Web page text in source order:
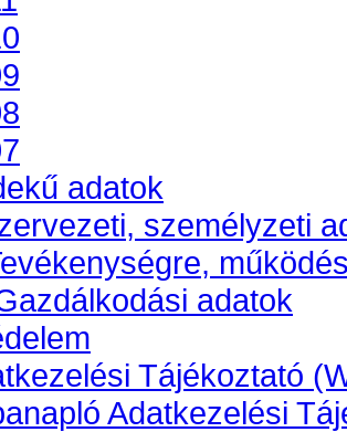
adatok
személyzeti
adatok
Tájékoztató
Adatkezelési